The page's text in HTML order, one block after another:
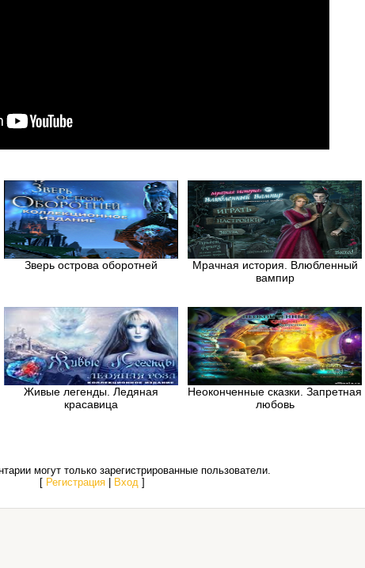
Зверь острова оборотней
Мрачная история. Влюбленный
вампир
Живые легенды. Ледяная
красавица
Неоконченные сказки. Запретная
любовь
могут только зарегистрированные пользователи.
[ Регистрация| Вход]